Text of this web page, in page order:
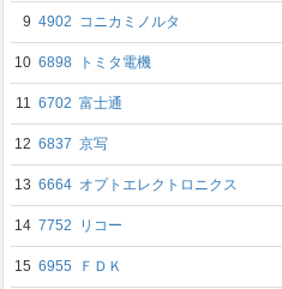
9 4902 コニカミノルタ
10 6898 トミタ電機
11 6702 富士通
12 6837 京写
13 6664 オプトエレクトロニクス
14 7752 リコー
15 6955 ＦＤＫ